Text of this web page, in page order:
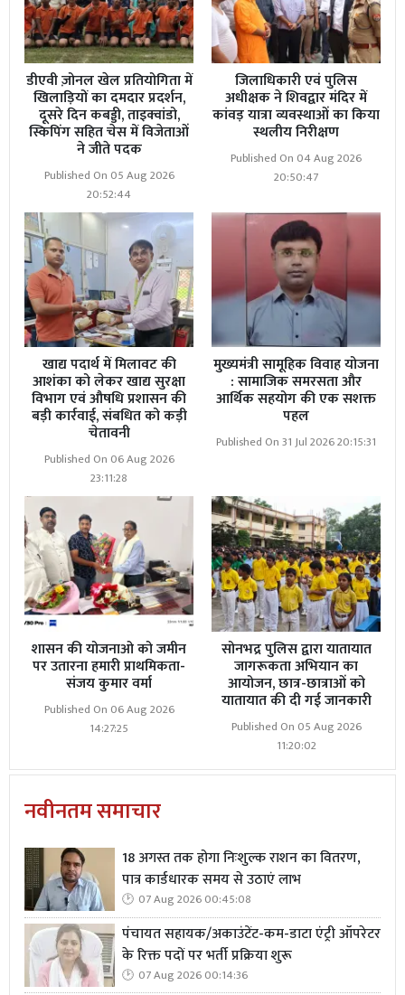
डीएवी ज़ोनल खेल प्रतियोगिता में
खिलाड़ियों का दमदार प्रदर्शन,
दूसरे दिन कबड्डी, ताइक्वांडो,
स्किपिंग सहित चेस में विजेताओं
ने जीते पदक
Published On 05 Aug 2026
20:52:44
जिलाधिकारी एवं पुलिस
अधीक्षक ने शिवद्वार मंदिर में
कांवड़ यात्रा व्यवस्थाओं का किया
स्थलीय निरीक्षण
Published On 04 Aug 2026
20:50:47
खाद्य पदार्थ में मिलावट की
आशंका को लेकर खाद्य सुरक्षा
विभाग एवं औषधि प्रशासन की
बड़ी कार्रवाई, संबधित को कड़ी
चेतावनी
Published On 06 Aug 2026
23:11:28
मुख्यमंत्री सामूहिक विवाह योजना
: सामाजिक समरसता और
आर्थिक सहयोग की एक सशक्त
पहल
Published On 31 Jul 2026 20:15:31
शासन की योजनाओ को जमीन
पर उतारना हमारी प्राथमिकता-
संजय कुमार वर्मा
Published On 06 Aug 2026
14:27:25
सोनभद्र पुलिस द्वारा यातायात
जागरूकता अभियान का
आयोजन, छात्र-छात्राओं को
यातायात की दी गई जानकारी
Published On 05 Aug 2026
11:20:02
नवीनतम समाचार
18 अगस्त तक होगा निःशुल्क राशन का वितरण,
पात्र कार्डधारक समय से उठाएं लाभ
07 Aug 2026 00:45:08
पंचायत सहायक/अकाउंटेंट-कम-डाटा एंट्री ऑपरेटर
के रिक्त पदों पर भर्ती प्रक्रिया शुरू
07 Aug 2026 00:14:36